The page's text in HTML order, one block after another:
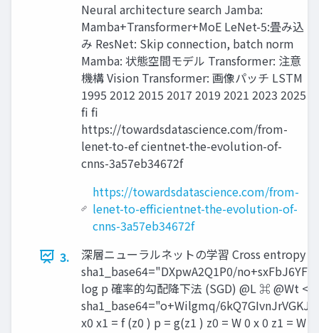
Neural architecture search Jamba:
Mamba+Transformer+MoE LeNet-5:畳み込
み ResNet: Skip connection, batch norm
Mamba: 状態空間モデル Transformer: 注意
機構 Vision Transformer: 画像パッチ LSTM
1995 2012 2015 2017 2019 2021 2023 2025
fi fi
https://towardsdatascience.com/from-
lenet-to-ef cientnet-the-evolution-of-
cnns-3a57eb34672f
https://towardsdatascience.com/from-
lenet-to-efficientnet-the-evolution-of-
cnns-3a57eb34672f
3.
深層ニューラルネットの学習 Cross entropy loss batch X 勾配行列は入力と出力微分の直積でできている <latexit sha1_base64="DXpwA2Q1P0/no+sxFbJ6YF7xhOg=">AAAD3nicdZLLbtNAFIanMZcSbiksWWARIbEhikNJYQGqWgRdtFJATVsUh3Q8PkmszsWaGbeNRl7CDrHlDViwhYfhbRhfikjiHsnS8f+fb0bn1wQxjZRut/+s1JwrV69dX71Rv3nr9p27jbV7B0okkkCfCCrkUYAV0IhDX0eawlEsAbOAwmFwsp35h6cgVST4vp7FMGR4wqNxRLC20qjx0GdYTwmmZjd95auEfTIB1mSaPvWpmLjxqNH0Wu283Haru/7s5UbWlMqF1URl9UZrtR9+KEjCgGtCsVIDrx3rocFSR4RCWvcTBTEmJ3gCA9tyzEANTb5J6j62SuiOhbQf126uzhHhaRSrkjm/gJiQUMyquh/C2GaR/5mPQKk466RmZ39vNzXb3a03nbcWIInSgi0fbzBTasaC7Ewbi1r0MrHKGyR6/GJoIh4nGjgp9hgn1NXCzVJ3w0gC0XRmG0xkZKNwyRRLTDTI+VtClW1uY+JwRgRjmIfGlxBqONfpwBsa4xe7WS01TS9NF2YnEmz0i9M9m8m7zKlkAprAEvJBzDDdsk4lMsujXYL+JV6BCIn5ZPmeQq4k7GO1u+AlZK/QK5k4kTG9ZJte7pXY/0/78uag0/K6refv15ubr8tHvooeoEfoCfLQBtpEO6iH+oigz+gn+oV+O8fOF+er860Yra2UzH00V873v+PdVCM=</latexit> L= log p 確率的勾配降下法 (SGD) @L ⌘ @Wt <latexit sha1_base64="BpaiO7b9hbl/rfkDJL7cM+CMhk8=">AAACNHicbVDLSsNAFJ34rO+qSzeDRRDEkqhoN0LRjQsXFawtNCXcTCc6dPJg5kYoIb/iZ/gFbnUvuJNu/QYntYhVDwwczn2dOX4ihUbbfrWmpmdm5+ZLC4tLyyura+X1jRsdp4rxJotlrNo+aC5FxJsoUPJ2ojiEvuQtv39e1Fv3XGkRR9c4SHg3hNtIBIIBGskr11pehntOftrycN/lCG6ggGVuAgoFSDcEvGMgs8s8/xap6c29csWu2iPQv8QZkwoZo+GVh24vZmnII2QStO44doLdrFjJJM8X3VTzBFgfbnnH0AhCrrvZ6Ic53TFKjwaxMi9COlJ/TmQQaj0IfdNZONa/a4X4X62TYlDrZiJKUuQR+zoUpJJiTIu4aE8ozlAODAGmhPFK2R2YiNCEOnGlpwtrRS7O7xT+kpuDqnNcPbw6qtTPxgmVyBbZJrvEISekTi5IgzQJIw/kiTyTF+vRerPereFX65Q1ntkkE7A+PgFacq02</latexit> 犬 Wt+1 = Wt 0.9 0.1 Fried chicken 誤差逆伝播法 2 5 <latexit sha1_base64="o+Wilgmq/6kQ7GIvnJrVGKJbkNs=">AAAD7XicdZLNbtNAEMe3MR8lfKVw5GIRIXGK7NCmcEFVi6AHKgXUtEVxFK3X49TqetfaXbcxK78F3BDXvgNXeAnehvVHgSTuSpbG/5nfrOfv8RMaSeU4v9da1o2bt26v32nfvXf/wcPOxqMjyVNBYEQ45eLExxJoxGCkIkXhJBGAY5/CsX+2V+SPz0HIiLNDlSUwifGMRWFEsDLStNPzyh7apynkbS8UmGgvwUJFmNrzqZv/e/s8dfJpp+v2nPLYTm+w+eLVdhHUylWqi+oznG60Lr2AkzQGpgjFUo5dJ1ETXfQktLgylZBgcoZnMDYhwzHIiS4/KrefGSWwQy7Mw5RdqgtEcB4lsmbmV1DMBVS1su0FEBprqiE/AaX8op/r/cOD97neG+y+6b81AEml4vFqe41jKbPYL3pidSqXc4XYlBunKnw50RFLUgWMVHOEKbUVt4ufYAeRAKJoZgJMRGSssMkpNt4rEIu3BLKY3NjE4ILwOMYs0J6AQMFc5WN3onX9A42W666b50u1MwHG+uXqofHkXZFpZIplWEE+8gzT3WJNmpCstHYF+ut4A8IFZrPVeyq5kTC7a2bBK8hBpTcySSoSes00wzJXY/+v9vXBUb/nDnpbHza7O6/rJV9HT9BT9By5aBvtoH00RCNE0Bf0A/1EvyxufbW+Wd+r0tZazTxGC8e6/AOdZVqO</latexit> x0 x1 = f (z0 ) p = g(z1 ) z0 = W 0 x 0 z1 = W 1 x 1 <latexit sha1_base64="7B6VK+s/cHGUFSRtyq4x1H2zNbs=">AAAD1nicdZJNbxMxEIbdLh8lfDSFAwcuKyKkcol2oyQ0B1DVIuiBSgE1bVASRV7vbLqq117Z3jbBWm6IK/+BAxf4QfwbvB9FSrK1ZGn0zjxjzevxYhpK5Th/NzatW7fv3N26V7v/4OGj7frO41PJE0FgQDjlYuhhCTRkMFChojCMBeDIo3DmXRxm+bNLEDLk7EQtYphEeMbCICRYGWlafzrOe2iPJpDW5lP3dbD7Zeq8nNYbTrO31+l12rbTdPKTBa1ur+3Ybqk0UHn6053NX2OfkyQCpgjFUo5cJ1YTjYUKCTW9x4mEGJMLPIORCRmOQE50/npqvzCKbwdcmMuUnatLhH8ZxrJk5tdQxAUUtbI29iEwHhTTfAZK+VUr1Ucnxx9Sfdg9eNt6ZwCSSMWj9fYaR1IuIi/ridW5XM1lYlVulKhgb6JDFicKGCnmCBJqK25nbtt+KIAoujABJiI0VtjkHAtMFIjlV3yZTW5sYnBFeBRh5uuxAF/BXKUjd6J1+VNGS3XDTdOV2pkAY/1qdd948j7LVDLZr68hn/gC04NsH6qQRW7tGvTf8QqEC8xm6+8UciVhltTMgteQ40KvZOJExPSGafp5rsTMal/vr31zcNpqut1m52O7sf+mXPIt9Aw9R7vIRa/QPjpCfTRABKXoJ/qN/lhD66v1zfpelG5ulMwTtHSsH/8AhKVQAQ==</latexit> <latexit sha1_base64="Y10rI/7bZKt0QVm20UMpIcJCq3g=">AAAD23icdZLLbhMxFIbdDJcSbiksYTEiQiqbKJOWFBagqkWlCyoF1LRFySjyeE5Sqx57ZHvaBms2sENseQbYwtvwNnguRaQztWTp6D/nO/b57SBmVOlu989Sw7l2/cbN5VvN23fu3rvfWnlwoEQiCQyJYEIeBVgBoxyGmmoGR7EEHAUMDoOT7Sx/eApSUcH39TwGP8IzTqeUYG2lSevxOO9hdoQEpd9KAJ4241ez1U8T79mk1fY63Xy53U5/fe3lRhaUykWqjco1mKw0foxDQZIIuCYMKzXyurH2DZaaEgZpc5woiDE5wTMY2ZDjCJRv8iuk7lOrhO5USLu5dnN1gQhPaaxK5vwCiuzNi1rVHIcwtUYUI30ExsRZLzW7+3vvUrPd33rT27EASZQWUbW9wZFS8yjIemJ9rC7nMrEuN0r09IVvKI8TDZwUc0wT5mrhZpa7IZVANJvbABNJrRUuOcYSEw1y8ZRQZZNbmzicERFFmIdmLCHUcK7TkecbUz6X1VLT9tL0Uu0se8BK9cB6UjxtHROwBCrIBzHHbMtmapF5bm0F+ud4DSIk5rPqOYVcS9ifamfBFWSv0GuZOJExu2KaQZ4rsf+/9tXBQa/j9TvP36+3N1+Xn3wZPUJP0Cry0AbaRLtogIaIoM/oJ/qFfju+88X56nwrShtLJfMQLSzn+19Ir1I6</latexit> <latexit sha1_base64="UuN06zQsRSsAb27Xdav3z4C9v20=">AAADwHicdZLdbtMwFMe9ho9Rvja45CaiQuKqSioYXKGpQ7ALJhVYt6E2qhznpLXm2MF2tgYrj8AtPALPxNvgfIDUJhwp0vH/